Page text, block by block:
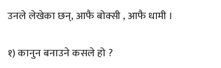
उनले लेखेका छन्, आफै बोक्सी , आफै धामी ।
१) कानुन बनाउने कसले हो ?